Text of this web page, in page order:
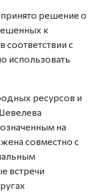
решение о
к
с
использовать
ресурсов и
на
совместно с
встречи